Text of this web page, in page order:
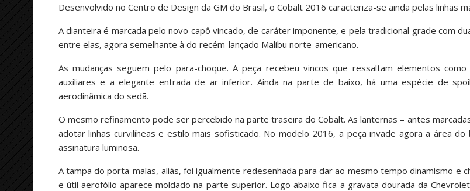
Desenvolvido no Centro de Design da GM do Brasil, o Cobalt 2016 caracteriza-se ainda pelas linhas
A dianteira é marcada pelo novo capô vincado, de caráter imponente, e pela tradicional grade com
entre elas, agora semelhante à do recém-lançado Malibu norte-americano.
As mudanças seguem pelo para-choque. A peça recebeu vincos que ressaltam elementos
auxiliares e a elegante entrada de ar inferior. Ainda na parte de baixo, há uma espécie de
aerodinâmica do sedã.
O mesmo refinamento pode ser percebido na parte traseira do Cobalt. As lanternas – antes
adotar linhas curvilíneas e estilo mais sofisticado. No modelo 2016, a peça invade agora a área
assinatura luminosa.
A tampa do porta-malas, aliás, foi igualmente redesenhada para dar ao mesmo tempo dinamismo e
e útil aerofólio aparece moldado na parte superior. Logo abaixo fica a gravata dourada da